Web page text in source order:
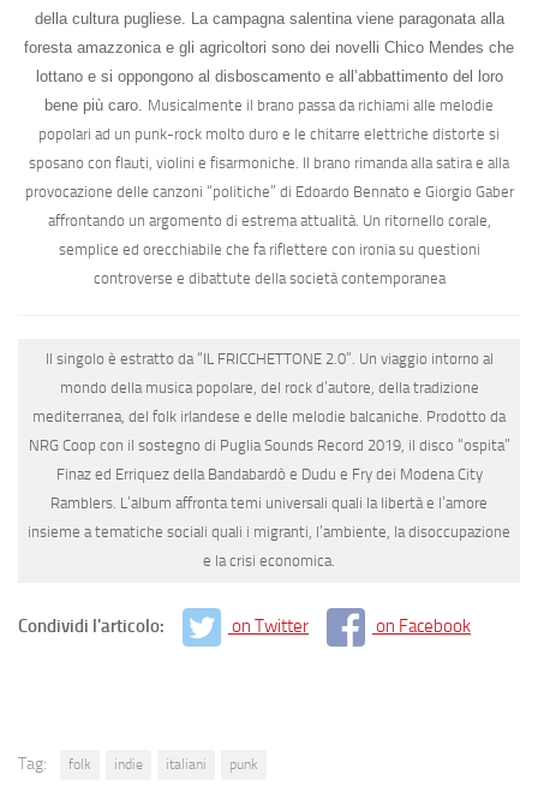
della cultura pugliese. La campagna salentina viene paragonata alla
foresta amazzonica e gli agricoltori sono dei novelli Chico Mendes che
lottano e si oppongono al disboscamento e all’abbattimento del loro
bene più caro. Musicalmente il brano passa da richiami alle melodie
popolari ad un punk-rock molto duro e le chitarre elettriche distorte si
sposano con flauti, violini e fisarmoniche. Il brano rimanda alla satira e alla
provocazione delle canzoni “politiche” di Edoardo Bennato e Giorgio Gaber
affrontando un argomento di estrema attualità. Un ritornello corale,
semplice ed orecchiabile che fa riflettere con ironia su questioni
controverse e dibattute della società contemporanea
Il singolo è estratto da “IL FRICCHETTONE 2.0”. Un viaggio intorno al
mondo della musica popolare, del rock d’autore, della tradizione
mediterranea, del folk irlandese e delle melodie balcaniche. Prodotto da
NRG Coop con il sostegno di Puglia Sounds Record 2019, il disco “ospita”
Finaz ed Erriquez della Bandabardò e Dudu e Fry dei Modena City
Ramblers. L’album affronta temi universali quali la libertà e l’amore
insieme a tematiche sociali quali i migranti, l’ambiente, la disoccupazione
e la crisi economica.
Condividi l'articolo: on Twitter on Facebook
Tag: folk indie italiani punk